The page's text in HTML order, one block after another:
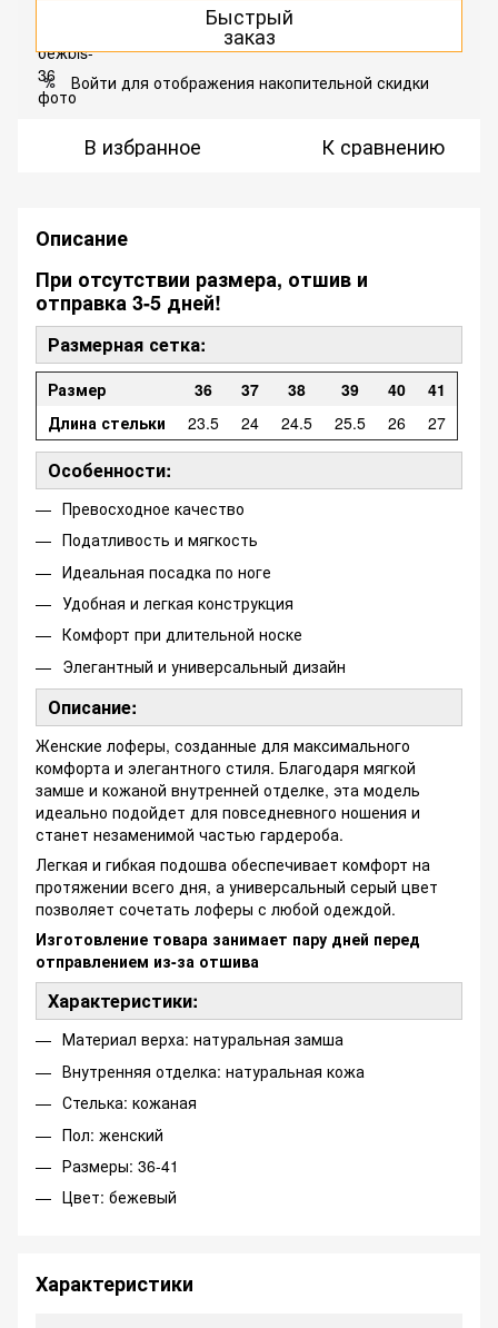
Быстрый
заказ
% Войти для отображения накопительной скидки
В избранное К сравнению
Описание
При отсутствии размера, отшив и
отправка 3-5 дней!
Размерная сетка:
Размер 36 37 38 39 40
41
Длина стельки
23.5 24 24.5 25.5 26 27
Особенности:
Превосходное качество
Податливость и мягкость
Идеальная посадка по ноге
Удобная и легкая конструкция
Комфорт при длительной носке
Элегантный и универсальный дизайн
Описание:
Женские лоферы, созданные для максимального
комфорта и элегантного стиля. Благодаря мягкой
замше и кожаной внутренней отделке, эта модель
идеально подойдет для повседневного ношения и
станет незаменимой частью гардероба.
Легкая и гибкая подошва обеспечивает комфорт на
протяжении всего дня, а универсальный серый цвет
позволяет сочетать лоферы с любой одеждой.
Изготовление товара занимает пару дней перед
отправлением из-за отшива
Характеристики:
Материал верха: натуральная замша
Внутренняя отделка: натуральная кожа
Стелька: кожаная
Пол: женский
Размеры: 36-41
Цвет: бежевый
Характеристики